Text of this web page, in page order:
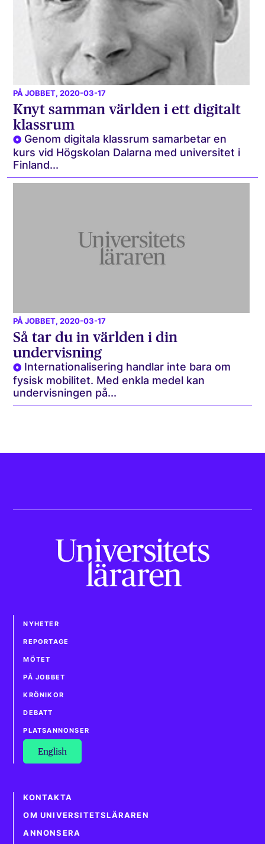
PÅ JOBBET, 2020-03-17
Knyt samman världen i ett digitalt
klassrum
Genom digitala klassrum samarbetar en
kurs vid Högskolan Dalarna med universitet i
Finland...
PÅ JOBBET, 2020-03-17
Så tar du in världen i din
undervisning
Internationalisering handlar inte bara om
fysisk mobilitet. Med enkla medel kan
undervisningen på...
NYHETER
REPORTAGE
MÖTET
PÅ JOBBET
KRÖNIKOR
DEBATT
PLATSANNONSER
English
KONTAKTA
OM UNIVERSITETSLÄRAREN
ANNONSERA